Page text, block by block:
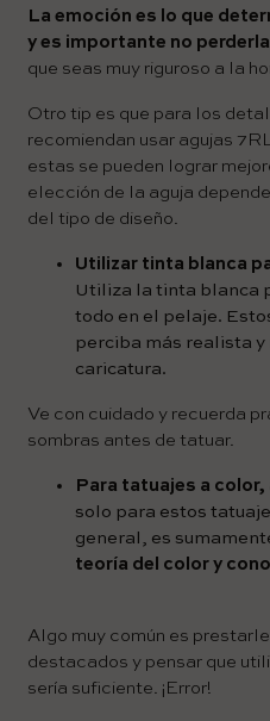
La emoción es lo que
y es importante no perderla
que seas muy riguroso a la
Otro tip es que para los
recomiendan usar agujas
estas se pueden lograr
elección de la aguja
del tipo de diseño.
Utilizar tinta blanca
Utiliza la tinta blanca
todo en el pelaje.
perciba más realista y
caricatura.
Ve con cuidado y recuerda
sombras antes de tatuar.
Para tatuajes a
solo para estos
general, es
teoría del color y
Algo muy común es
destacados y pensar que
sería suficiente. ¡Error!